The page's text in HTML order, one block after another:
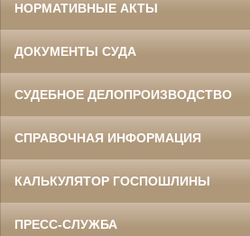
НОРМАТИВНЫЕ АКТЫ
ДОКУМЕНТЫ СУДА
СУДЕБНОЕ ДЕЛОПРОИЗВОДСТВО
СПРАВОЧНАЯ ИНФОРМАЦИЯ
КАЛЬКУЛЯТОР ГОСПОШЛИНЫ
ПРЕСС-СЛУЖБА